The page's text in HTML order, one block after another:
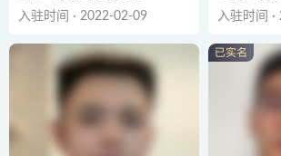
入驻时间 · 2022-02-09
入驻时间